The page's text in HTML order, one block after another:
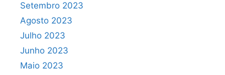
Setembro 2023
Agosto 2023
Julho 2023
Junho 2023
Maio 2023